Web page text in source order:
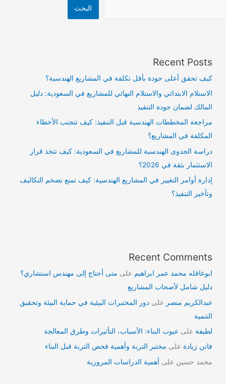
البحث
Recent Posts
كيف تحقق أعلى جودة بأقل تكلفة في المشاريع الهندسية؟
الاستلام الابتدائي والاستلام النهائي للمشاريع في السعودية: دليل
المالك لضمان جودة التنفيذ
مراجعة المخططات الهندسية قبل التنفيذ: كيف تتجنب الأخطاء
المكلفة في المشاريع؟
دراسة الجدوى الهندسية للمشاريع في السعودية: كيف تتخذ قرار
الاستثمار بثقة في 2026؟
إدارة أوامر التغيير في المشاريع الهندسية: كيف تمنع تضخم التكاليف
وتأخير التنفيذ؟
Recent Comments
ابوعاقله محمد عمر ابراهيم على متى أحتاج إلى مهندس استشاري؟
دليل شامل لأصحاب المشاريع
عبدالكريم منصر علىدور المختبرات البيئية في حماية البيئة وتحقيق
التنمية
لطيفة على عيوب البناء: الأسباب، التأثيرات وطرق المعالجة
فاتن زيادة على مختبر التربة وأهمية فحص التربة قبل البناء
محمد حسين على أهمية الدراسات المرورية